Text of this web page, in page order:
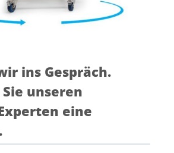
ins Gespräch.
unseren
eine